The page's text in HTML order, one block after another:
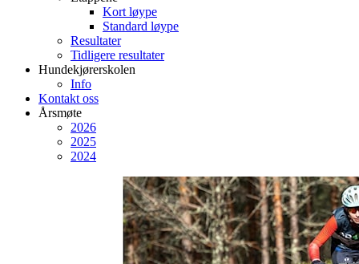
Kort løype
Standard løype
Resultater
Tidligere resultater
Hundekjørerskolen
Info
Kontakt oss
Årsmøte
2026
2025
2024